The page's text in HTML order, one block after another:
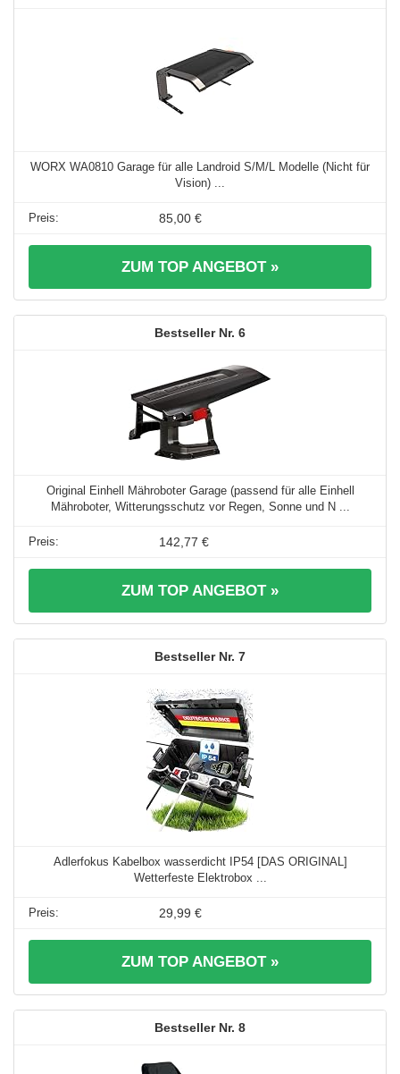
WORX WA0810 Garage für alle Landroid S/M/L Modelle (Nicht für
Vision) ...
85,00 €
ZUM TOP ANGEBOT »
6
Original Einhell Mähroboter Garage (passend für alle Einhell
Mähroboter, Witterungsschutz vor Regen, Sonne und N ...
142,77 €
ZUM TOP ANGEBOT »
7
Adlerfokus Kabelbox wasserdicht IP54 [DAS ORIGINAL]
Wetterfeste Elektrobox ...
29,99 €
ZUM TOP ANGEBOT »
8